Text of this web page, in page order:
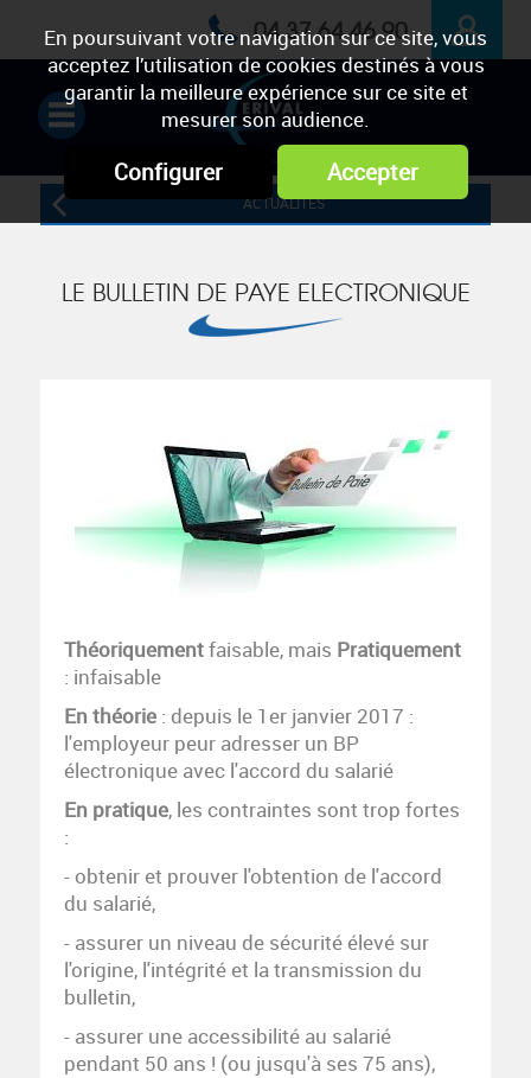
En poursuivant votre navigation sur ce site, vous
acceptez l’utilisation de cookies destinés à vous
garantir la meilleure expérience sur ce site et
mesurer son audience.
Configurer Accepter
ESPACE
PRIVÉ
04 37 64 46 90
ACTUALITÉS
LE BULLETIN DE PAYE ELECTRONIQUE
Théoriquementfaisable, mais Pratiquement
: infaisable
En théorie : depuis le 1er janvier 2017 :
l'employeur peur adresser un BP
électronique avec l'accord du salarié
En pratique, les contraintes sont trop fortes
:
- obtenir et prouver l'obtention de l'accord
du salarié,
- assurer un niveau de sécurité élevé sur
l'origine, l'intégrité et la transmission du
bulletin,
- assurer une accessibilité au salarié
pendant 50 ans ! (ou jusqu'à ses 75 ans),